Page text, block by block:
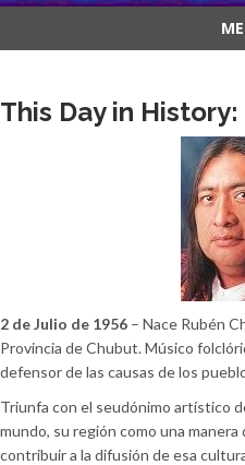
contenido
This Day in History:
2 de Julio de 1956 – Nace Rubén
Provincia de Chubut. Músico
defensor de las causas de los
Triunfa con el seudónimo artístico
mundo, su región como una
contribuir a la difusión de esa